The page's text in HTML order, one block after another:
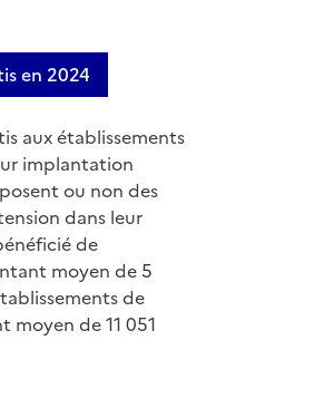
en 2024
aux établissements
implantation
ou non des
dans leur
de
moyen de 5
de
moyen de 11 051